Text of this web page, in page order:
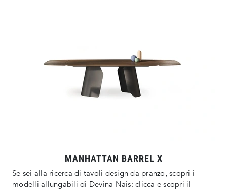
MANHATTAN BARREL X
Se sei alla ricerca di tavoli design da pranzo, scopri i
modelli allungabili di Devina Nais: clicca e scopri il